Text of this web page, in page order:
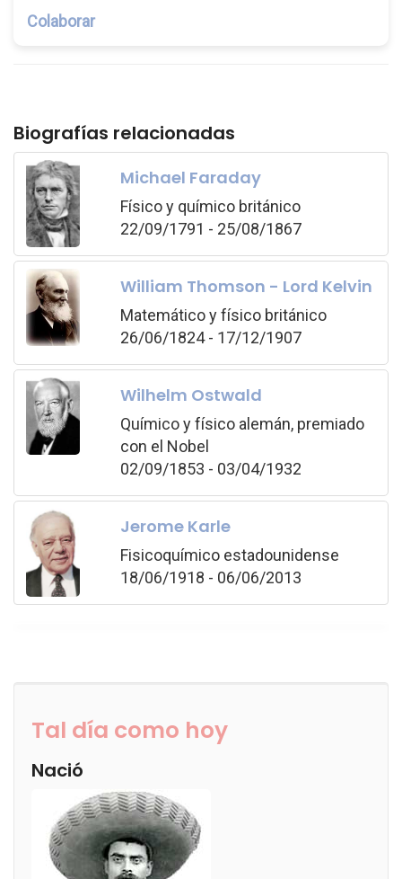
Colaborar
Biografías relacionadas
Michael Faraday
Físico y químico británico
22/09/1791 - 25/08/1867
William Thomson - Lord Kelvin
Matemático y físico británico
26/06/1824 - 17/12/1907
Wilhelm Ostwald
Químico y físico alemán, premiado
con el Nobel
02/09/1853 - 03/04/1932
Jerome Karle
Fisicoquímico estadounidense
18/06/1918 - 06/06/2013
Tal día como hoy
Nació